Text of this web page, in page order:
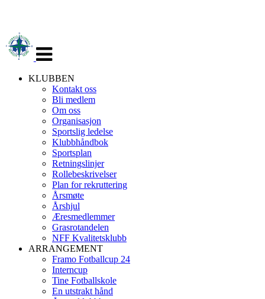
navigasjon
KLUBBEN
Kontakt oss
Bli medlem
Om oss
Organisasjon
Sportslig ledelse
Klubbhåndbok
Sportsplan
Retningslinjer
Rollebeskrivelser
Plan for rekruttering
Årsmøte
Årshjul
Æresmedlemmer
Grasrotandelen
NFF Kvalitetsklubb
ARRANGEMENT
Framo Fotballcup 24
Interncup
Tine Fotballskole
En utstrakt hånd